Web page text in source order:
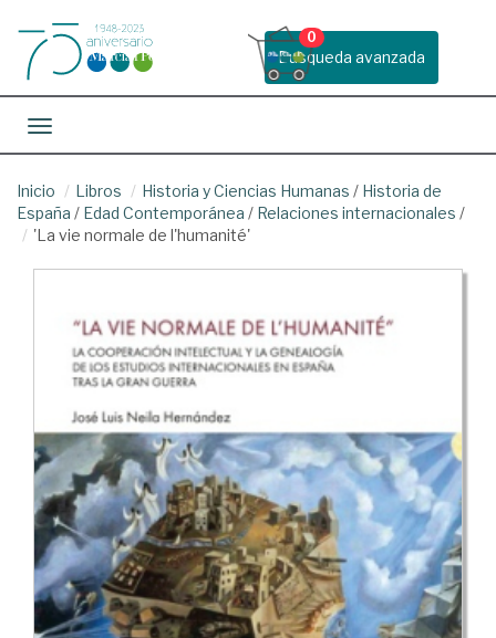
Busqueda avanzada
0
Toggle navigation
Inicio Libros Historia y Ciencias Humanas / Historia de
España / Edad Contemporánea / Relaciones internacionales /
'La vie normale de l'humanité'